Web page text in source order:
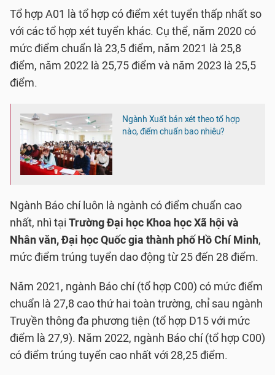
Tổ hợp A01 là tổ hợp có điểm xét tuyển thấp nhất so
với các tổ hợp xét tuyển khác. Cụ thể, năm 2020 có
mức điểm chuẩn là 23,5 điểm, năm 2021 là 25,8
điểm, năm 2022 là 25,75 điểm và năm 2023 là 25,5
điểm.
Ngành Xuất bản xét theo tổ hợp
nào, điểm chuẩn bao nhiêu?
Ngành Báo chí luôn là ngành có điểm chuẩn cao
nhất, nhì tại Trường Đại học Khoa học Xã hội và
Nhân văn, Đại học Quốc gia thành phố Hồ Chí Minh,
mức điểm trúng tuyển dao động từ 25 đến 28 điểm.
Năm 2021, ngành Báo chí (tổ hợp C00) có mức điểm
chuẩn là 27,8 cao thứ hai toàn trường, chỉ sau ngành
Truyền thông đa phương tiện (tổ hợp D15 với mức
điểm là 27,9). Năm 2022, ngành Báo chí (tổ hợp C00)
có điểm trúng tuyển cao nhất với 28,25 điểm.